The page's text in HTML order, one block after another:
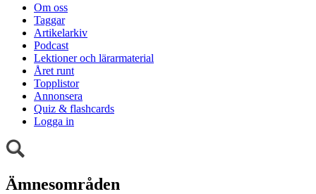
Om oss
Taggar
Artikelarkiv
Podcast
Lektioner och lärarmaterial
Året runt
Topplistor
Annonsera
Quiz & flashcards
Logga in
Ämnesområden